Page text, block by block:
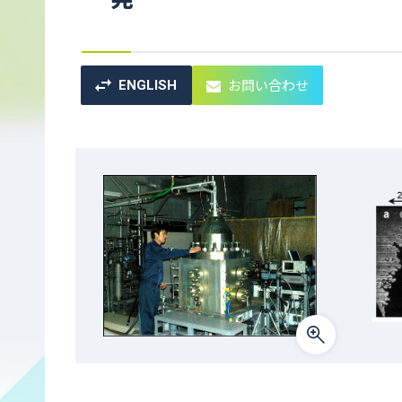
ENGLISH お問い合わせ